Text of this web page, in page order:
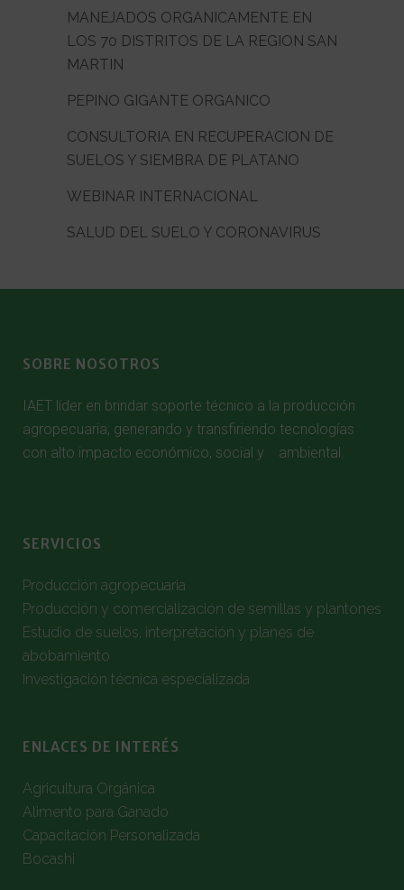
MANEJADOS ORGANICAMENTE EN
LOS 70 DISTRITOS DE LA REGION SAN
MARTIN
PEPINO GIGANTE ORGANICO
CONSULTORIA EN RECUPERACION DE
SUELOS Y SIEMBRA DE PLATANO
WEBINAR INTERNACIONAL
SALUD DEL SUELO Y CORONAVIRUS
SOBRE NOSOTROS
IAET líder en brindar soporte técnico a la producción
agropecuaria; generando y transfiriendo tecnologías
con alto impacto económico, social y ambiental.
SERVICIOS
Producción agropecuaria
Producción y comercialización de semillas y plantones
Estudio de suelos, interpretación y planes de
abobamiento
Investigación técnica especializada
ENLACES DE INTERÉS
Agricultura Orgánica
Alimento para Ganado
Capacitación Personalizada
Bocashi